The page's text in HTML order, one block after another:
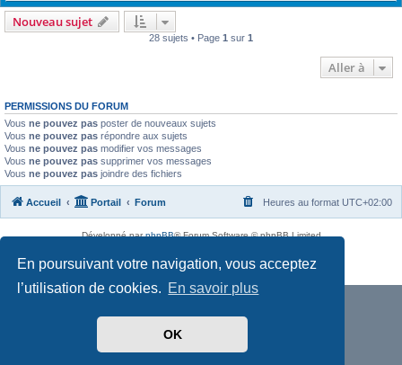
En poursuivant votre navigation, vous acceptez
l’utilisation de cookies. En savoir plus
OK
Nouveau sujet
28 sujets • Page 1 sur 1
Aller à
PERMISSIONS DU FORUM
Vous ne pouvez pas poster de nouveaux sujets
Vous ne pouvez pas répondre aux sujets
Vous ne pouvez pas modifier vos messages
Vous ne pouvez pas supprimer vos messages
Vous ne pouvez pas joindre des fichiers
Accueil Portail Forum Heures au format UTC+02:00
Développé parphpBB® Forum Software © phpBB Limited
Confidentialité| Conditions